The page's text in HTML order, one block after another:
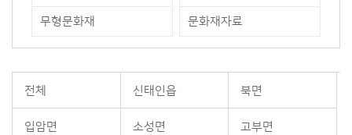
무형문화재 문화재자료
전체 신태인읍 북면
입암면 소성면 고부면